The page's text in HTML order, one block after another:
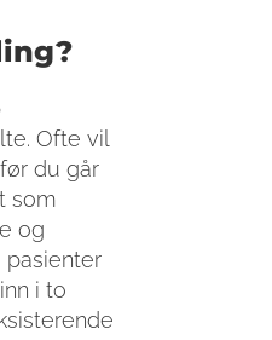
Ofte vil
du går
som
og
i to